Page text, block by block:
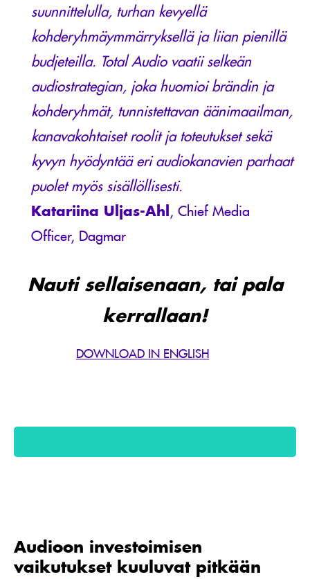
suunnittelulla, turhan kevyellä
kohderyhmäymmärryksellä ja liian pienillä
budjeteilla. Total Audio vaatii selkeän
audiostrategian, joka huomioi brändin ja
kohderyhmät, tunnistettavan äänimaailman,
kanavakohtaiset roolit ja toteutukset sekä
kyvyn hyödyntää eri audiokanavien parhaat
puolet myös sisällöllisesti.
Katariina Uljas-Ahl, Chief Media
Officer, Dagmar
Nauti sellaisenaan, tai pala
kerrallaan!
DOWNLOAD IN ENGLISH
Audioon investoimisen
vaikutukset kuuluvat pitkään